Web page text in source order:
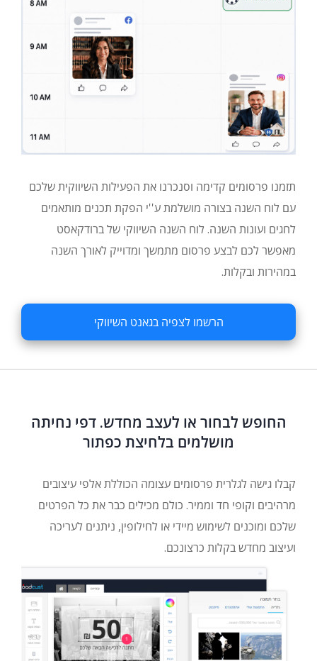
תזמנו פרסומים קדימה וסנכרנו את הפעילות השיווקית שלכם
עם לוח השנה בצורה מושלמת ע''י הפקת תכנים מותאמים
לחגים ועונות השנה. לוח השנה השיווקי של ברודקאסט
מאפשר לכם לבצע פרסום מתמשך ומדוייק לאורך השנה
במהירות ובקלות.
הרשמו לצפיה בגאנט השיווקי
החופש לבחור או לעצב מחדש. דפי נחיתה
מושלמים בלחיצת כפתור
קבלו גישה לגלרית פרסומים עצומה הכוללת אלפי עיצובים
מרהיבים וקופי חד וממיר. כולם מכילים כבר את כל הפרטים
שלכם ומוכנים לשימוש מיידי או לחילופין, ניתנים לעריכה
ועיצוב מחדש בקלות כרצונכם.